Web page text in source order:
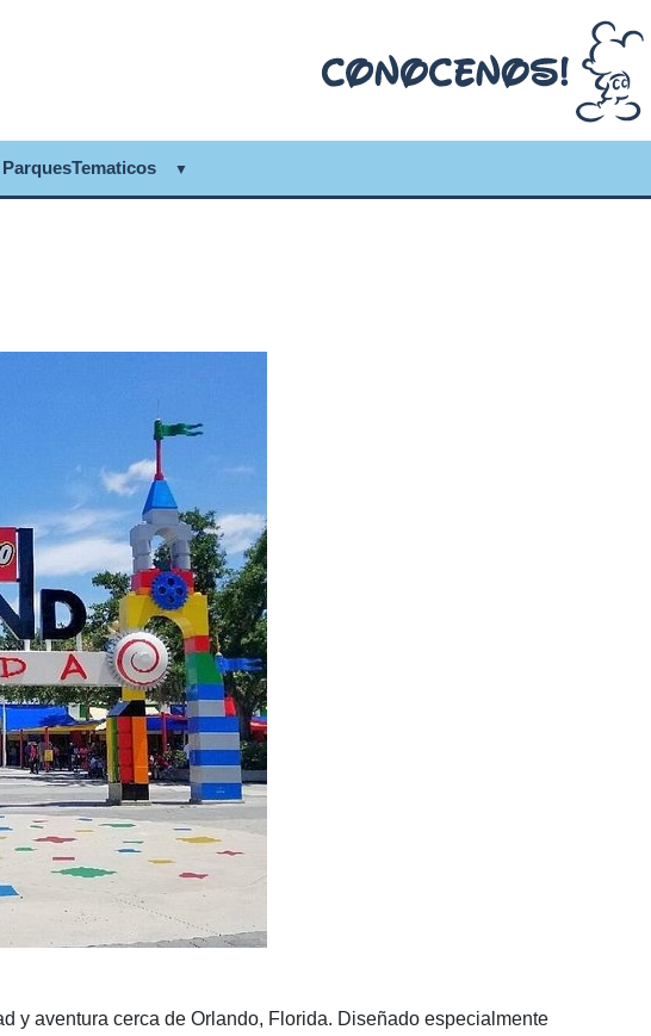
y aventura cerca de Orlando, Florida. Diseñado especialmente